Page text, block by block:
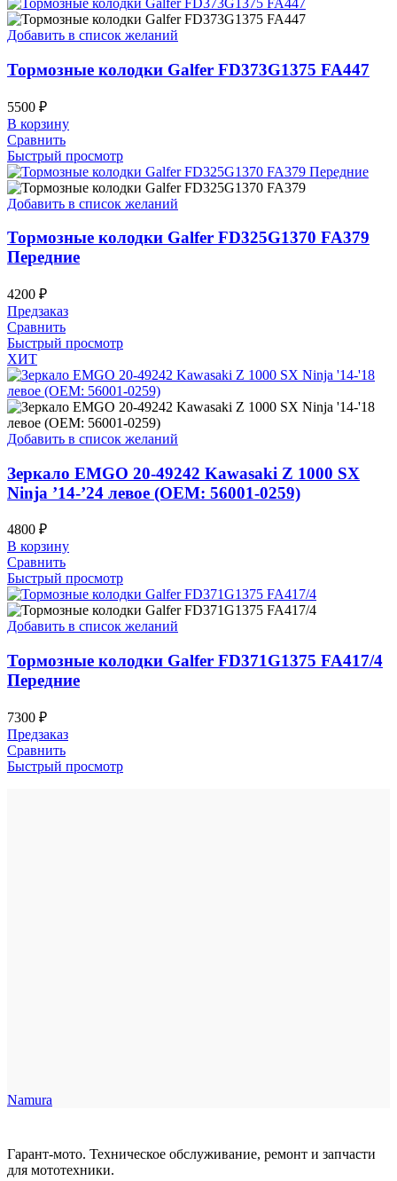
Добавить в список желаний
Тормозные колодки Galfer FD373G1375 FA447
5500 ₽
В корзину
Сравнить
Быстрый просмотр
Добавить в список желаний
Тормозные колодки Galfer FD325G1370 FA379
Передние
4200 ₽
Предзаказ
Сравнить
Быстрый просмотр
ХИТ
Добавить в список желаний
Зеркало EMGO 20-49242 Kawasaki Z 1000 SX
Ninja ’14-’24 левое (OEM: 56001-0259)
4800 ₽
В корзину
Сравнить
Быстрый просмотр
Добавить в список желаний
Тормозные колодки Galfer FD371G1375 FA417/4
Передние
7300 ₽
Предзаказ
Сравнить
Быстрый просмотр
Namura
Гарант-мото. Техническое обслуживание, ремонт и запчасти
для мототехники.